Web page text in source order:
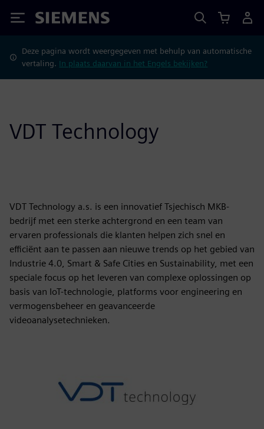
Siemens
Deze pagina wordt weergegeven met behulp van automatische
vertaling. In plaats daarvan in het Engels bekijken?
VDT Technology
VDT Technology a.s. is een innovatief Tsjechisch MKB-
bedrijf met een sterke achtergrond en een team van
ervaren professionals die klanten helpen zich snel en
efficiënt aan te passen aan nieuwe trends op het gebied van
Industrie 4.0, Smart & Safe Cities en Sustainability, met een
speciale focus op het leveren van complexe oplossingen op
basis van IoT-technologie, platforms voor engineering en
vermogensbeheer en geavanceerde
videoanalysetechnieken.